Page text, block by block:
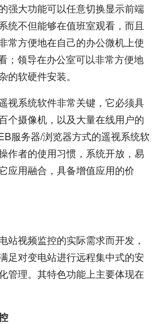
强大功能可以任意切换显示前端
统不但能够在值班室观看，而且
常方便地在自己的办公微机上使
；领导在办公室可以非常方便地
的软硬件安装。
视系统软件非常关键，它必须具
个摄像机，以及大量在线用户的
服务器/浏览器方式的遥视系统软
作者的使用习惯，系统开放，易
应用融合，具备增值应用的价
站视频监控的实际需求而开发，
足对变电站进行远程集中式的安
管理。其特色功能上主要体现在